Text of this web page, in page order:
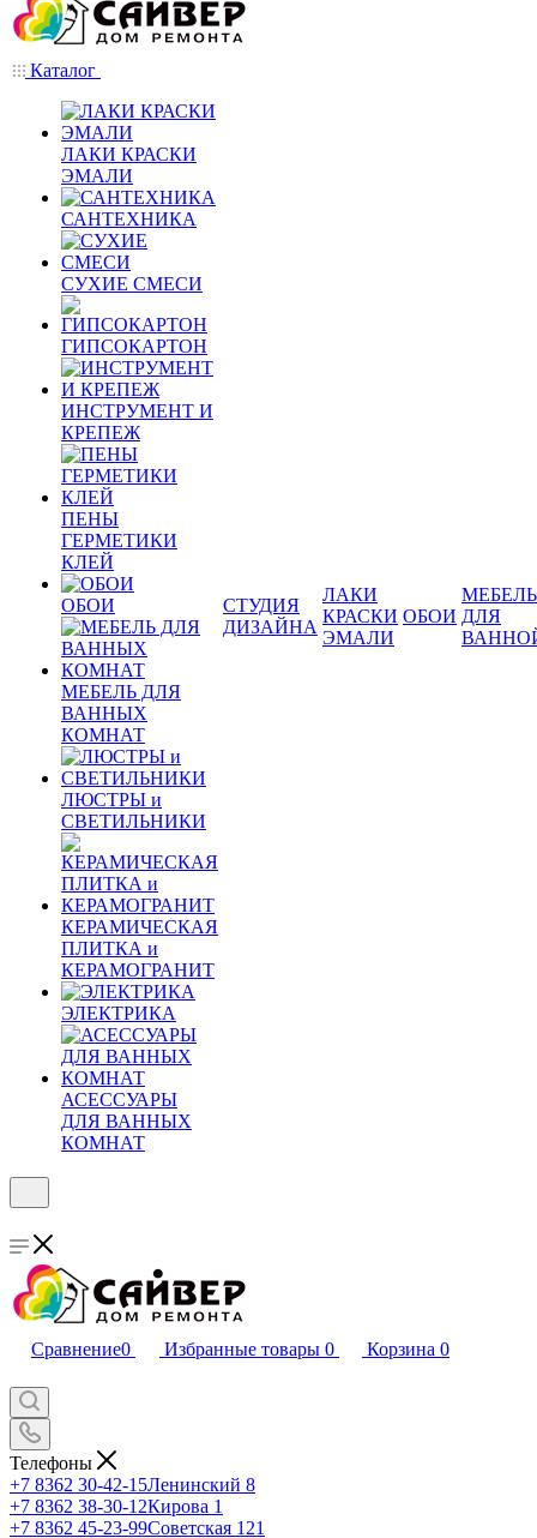
Каталог
ЛАКИ КРАСКИ
ЭМАЛИ
САНТЕХНИКА
СУХИЕ СМЕСИ
ГИПСОКАРТОН
ИНСТРУМЕНТ И
КРЕПЕЖ
ПЕНЫ
ГЕРМЕТИКИ
КЛЕЙ
ОБОИ
МЕБЕЛЬ ДЛЯ
ВАННЫХ
КОМНАТ
ЛЮСТРЫ и
СВЕТИЛЬНИКИ
КЕРАМИЧЕСКАЯ
ПЛИТКА и
КЕРАМОГРАНИТ
ЭЛЕКТРИКА
АСЕССУАРЫ
ДЛЯ ВАННЫХ
КОМНАТ
СТУДИЯ
ДИЗАЙНА
ЛАКИ
КРАСКИ
ЭМАЛИ
ОБОИ
МЕБЕЛЬ
ДЛЯ
Сравнение0 Избранные товары 0 Корзина 0
Телефоны
+7 8362 30-42-15Ленинский 8
+7 8362 38-30-12Кирова 1
+7 8362 45-23-99Советская 121